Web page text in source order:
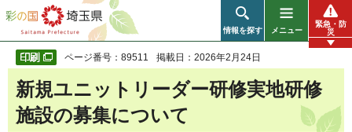
彩の国 埼玉県
情報を探す メニュー
緊急・防
災
ページ番号：89511 掲載日：2026年2月24日
新規ユニットリーダー研修実地研修
施設の募集について